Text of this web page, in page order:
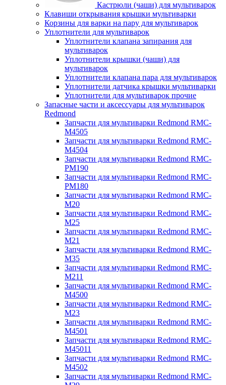
Кастрюли (чаши) для мультиварок
Клавиши открывания крышки мультиварки
Корзины для варки на пару для мультиварок
Уплотнители для мультиварок
Уплотнители клапана запирания для
мультиварок
Уплотнители крышки (чаши) для
мультиварок
Уплотнители клапана пара для мультиварок
Уплотнители датчика крышки мультиварки
Уплотнители для мультиварок прочие
Запасные части и аксессуары для мультиварок
Redmond
Запчасти для мультиварки Redmond RMC-
M4505
Запчасти для мультиварки Redmond RMC-
M4504
Запчасти для мультиварки Redmond RMC-
PM190
Запчасти для мультиварки Redmond RMC-
PM180
Запчасти для мультиварки Redmond RMC-
M20
Запчасти для мультиварки Redmond RMC-
M25
Запчасти для мультиварки Redmond RMC-
M21
Запчасти для мультиварки Redmond RMC-
M35
Запчасти для мультиварки Redmond RMC-
M211
Запчасти для мультиварки Redmond RMC-
M4500
Запчасти для мультиварки Redmond RMC-
M23
Запчасти для мультиварки Redmond RMC-
M4501
Запчасти для мультиварки Redmond RMC-
M45011
Запчасти для мультиварки Redmond RMC-
M4502
Запчасти для мультиварки Redmond RMC-